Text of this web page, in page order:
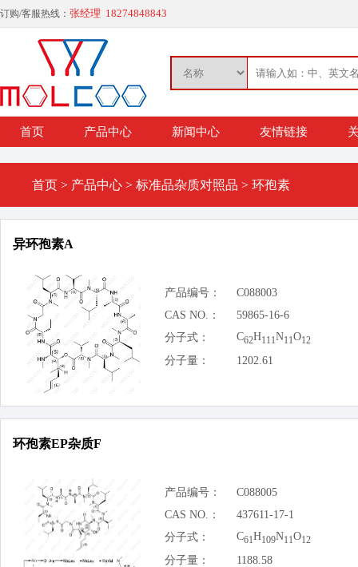
订购/客服热线： 张经理 18274848843
首页 产品中心 新闻中心 友情链接
首页 > 产品中心 > 标准品杂质对照品 > 环孢素
异环孢素A
产品编号：
C088003
CAS NO.：
59865-16-6
分子式：
C62H111N11O12
分子量： 1202.61
环孢素EP杂质F
产品编号：
C088005
CAS NO.：
437611-17-1
分子式：
C61H109N11O12
分子量： 1188.58